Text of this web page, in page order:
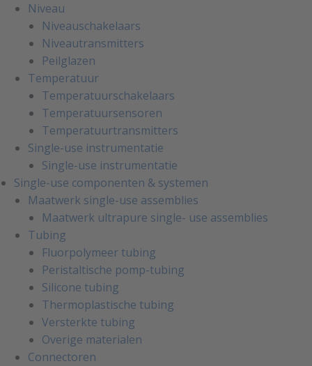
Niveau
Niveauschakelaars
Niveautransmitters
Peilglazen
Temperatuur
Temperatuurschakelaars
Temperatuursensoren
Temperatuurtransmitters
Single-use instrumentatie
Single-use instrumentatie
Single-use componenten & systemen
Maatwerk single-use assemblies
Maatwerk ultrapure single- use assemblies
Tubing
Fluorpolymeer tubing
Peristaltische pomp-tubing
Silicone tubing
Thermoplastische tubing
Versterkte tubing
Overige materialen
Connectoren